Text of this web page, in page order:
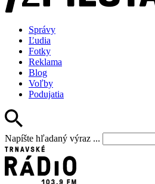
Správy
Ľudia
Fotky
Reklama
Blog
Voľby
Podujatia
Napíšte hľadaný výraz ...